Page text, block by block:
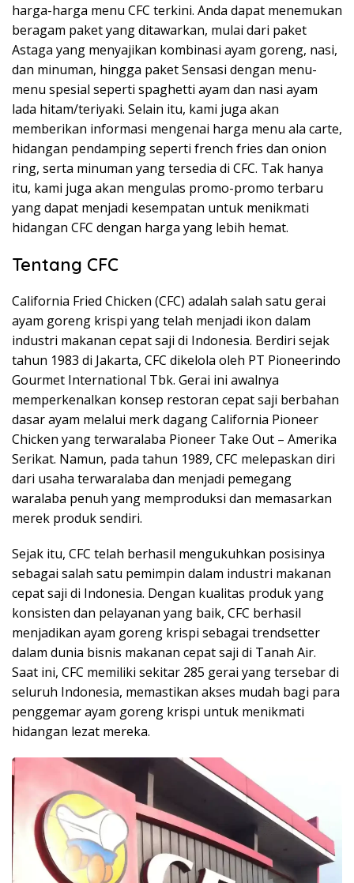
harga-harga menu CFC terkini. Anda dapat menemukan
beragam paket yang ditawarkan, mulai dari paket
Astaga yang menyajikan kombinasi ayam goreng, nasi,
dan minuman, hingga paket Sensasi dengan menu-
menu spesial seperti spaghetti ayam dan nasi ayam
lada hitam/teriyaki. Selain itu, kami juga akan
memberikan informasi mengenai harga menu ala carte,
hidangan pendamping seperti french fries dan onion
ring, serta minuman yang tersedia di CFC. Tak hanya
itu, kami juga akan mengulas promo-promo terbaru
yang dapat menjadi kesempatan untuk menikmati
hidangan CFC dengan harga yang lebih hemat.
Tentang CFC
California Fried Chicken (CFC) adalah salah satu gerai
ayam goreng krispi yang telah menjadi ikon dalam
industri makanan cepat saji di Indonesia. Berdiri sejak
tahun 1983 di Jakarta, CFC dikelola oleh PT Pioneerindo
Gourmet International Tbk. Gerai ini awalnya
memperkenalkan konsep restoran cepat saji berbahan
dasar ayam melalui merk dagang California Pioneer
Chicken yang terwaralaba Pioneer Take Out – Amerika
Serikat. Namun, pada tahun 1989, CFC melepaskan diri
dari usaha terwaralaba dan menjadi pemegang
waralaba penuh yang memproduksi dan memasarkan
merek produk sendiri.
Sejak itu, CFC telah berhasil mengukuhkan posisinya
sebagai salah satu pemimpin dalam industri makanan
cepat saji di Indonesia. Dengan kualitas produk yang
konsisten dan pelayanan yang baik, CFC berhasil
menjadikan ayam goreng krispi sebagai trendsetter
dalam dunia bisnis makanan cepat saji di Tanah Air.
Saat ini, CFC memiliki sekitar 285 gerai yang tersebar di
seluruh Indonesia, memastikan akses mudah bagi para
penggemar ayam goreng krispi untuk menikmati
hidangan lezat mereka.